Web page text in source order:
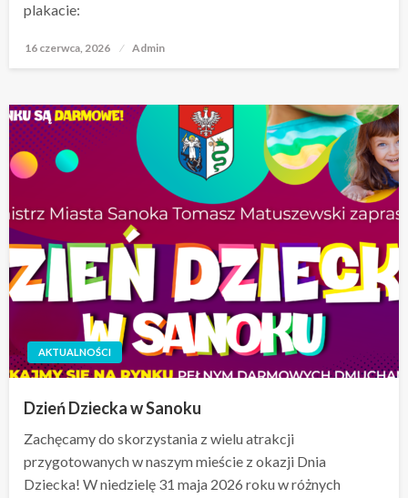
plakacie:
Opublikowane
16 czerwca, 2026 Admin
AKTUALNOŚCI
Dzień Dziecka w Sanoku
Zachęcamy do skorzystania z wielu atrakcji
przygotowanych w naszym mieście z okazji Dnia
Dziecka! W niedzielę 31 maja 2026 roku w różnych